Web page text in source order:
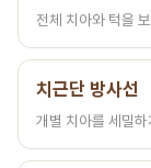
전체 치아와 턱을
치근단 방사선
개별 치아를 세밀